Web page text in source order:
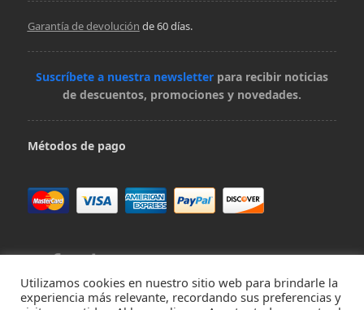
Garantía de devolución de 60 días.
Suscríbete a nuestra newsletter para recibir noticias
de descuentos, promociones y novedades.
Métodos de pago
Utilizamos cookies en nuestro sitio web para brindarle la
experiencia más relevante, recordando sus preferencias y